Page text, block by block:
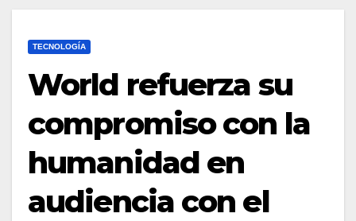
TECNOLOGÍA
World refuerza su
compromiso con la
humanidad en
audiencia con el